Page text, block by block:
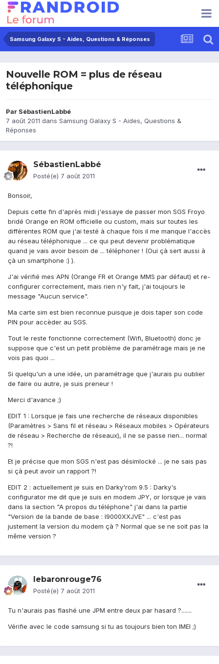
Samsung Galaxy S - Aides, Questions & Réponses
Nouvelle ROM = plus de réseau
téléphonique
Par SébastienLabbé
7 août 2011 dans Samsung Galaxy S - Aides, Questions &
Réponses
SébastienLabbé
Posté(e) 7 août 2011
Bonsoir,
Depuis cette fin d'après midi j'essaye de passer mon SGS Froyo
bridé Orange en ROM officielle ou custom, mais sur toutes les
différentes ROM que j'ai testé à chaque fois il me manque l'accès
au réseau téléphonique ... ce qui peut devenir problématique
quand je vais avoir besoin de ... téléphoner ! (Oui çà sert aussi à
çà un smartphone :) ).
J'ai vérifié mes APN (Orange FR et Orange MMS par défaut) et re-
configurer correctement, mais rien n'y fait, j'ai toujours le
message "Aucun service".
Ma carte sim est bien reconnue puisque je dois taper son code
PIN pour accèder au SGS.
Tout le reste fonctionne correctement (Wifi, Bluetooth) donc je
suppose que c'est un petit problème de paramétrage mais je ne
vois pas quoi ...
Si quelqu'un a une idée, un paramétrage que j'aurais pu oublier
de faire ou autre, je suis preneur !
Merci d'avance ;)
EDIT 1 : Lorsque je fais une recherche de réseaux disponibles
(Paramètres > Sans fil et réseau > Réseaux mobiles > Opérateurs
de réseau > Recherche de réseaux), il ne se passe rien... normal
?!
Et je précise que mon SGS n'est pas désimlocké ... je ne sais pas
si çà peut avoir un rapport ?!
EDIT 2 : actuellement je suis en Darky'rom 9.5 : Darky's
configurator me dit que je suis en modem JPY, or lorsque je vais
dans la section "A propos du téléphone" j'ai dans la partie
"Version de la bande de base : I9000XXJVE" ... c'est pas
justement la version du modem çà ? Normal que se ne soit pas la
même version ?
lebaronrouge76
Posté(e) 7 août 2011
Tu n'aurais pas flashé une JPM entre deux par hasard ?.......
Vérifie avec le code samsung si tu as toujours bien ton IMEI ;)